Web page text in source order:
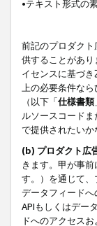
•テキスト形式の
前記のプロダク
供することがあ
イセンスに基づ
上の必要条件な
（以下「仕様書類
ルソースコード
で提供されたい
(b) プロダクト広
きます。甲が事
す。）を通じて
データフィード
APIもしくはデー
ドへのアクセス